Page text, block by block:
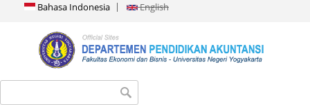
Bahasa Indonesia English
Search form